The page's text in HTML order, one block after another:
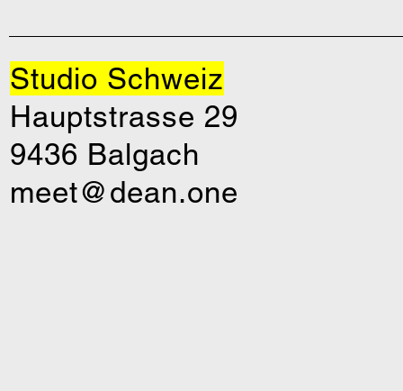
Studio Schweiz
Hauptstrasse 29
9436 Balgach
meet@dean.one